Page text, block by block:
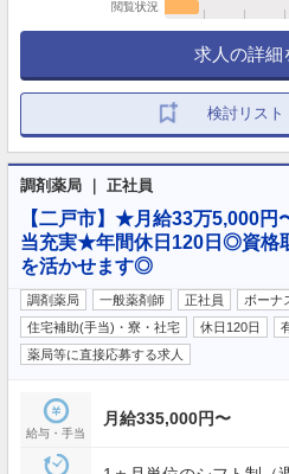
閲覧状況
求人の詳細
検討リスト
調剤薬局 ｜ 正社員
【二戸市】★月給33万5,000円
当充実★年間休日120日◎資格
を活かせます◎
調剤薬局 一般薬剤師 正社員
ボーナ
住宅補助(手当)・寮・社宅
休日120日
薬局等に直接応募する求人
給与・手当
月給335,000円〜